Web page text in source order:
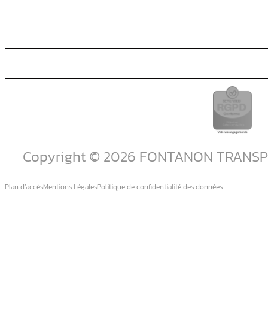
Copyright © 2026 FONTANON
Plan d’accèsMentions LégalesPolitique de confidentialité des données